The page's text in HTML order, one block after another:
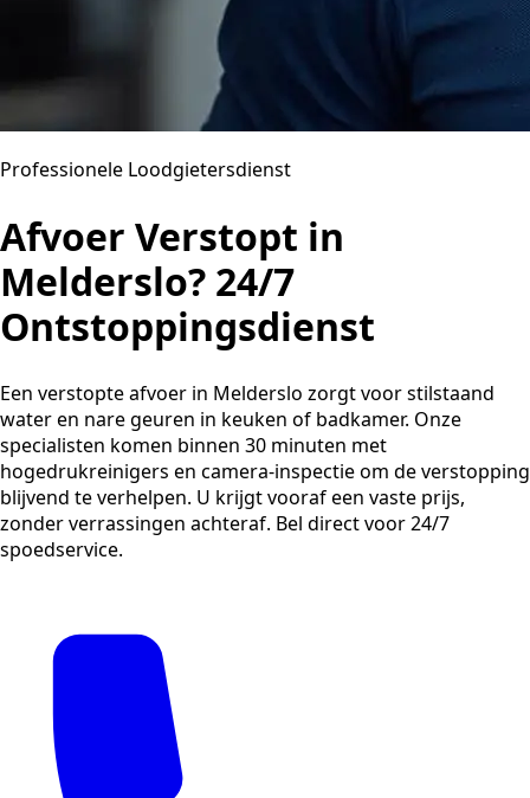
Professionele Loodgietersdienst
Afvoer Verstopt in
Melderslo? 24/7
Ontstoppingsdienst
Een verstopte afvoer in Melderslo zorgt voor stilstaand
water en nare geuren in keuken of badkamer. Onze
specialisten komen binnen 30 minuten met
hogedrukreinigers en camera-inspectie om de verstopping
blijvend te verhelpen. U krijgt vooraf een vaste prijs,
zonder verrassingen achteraf. Bel direct voor 24/7
spoedservice.